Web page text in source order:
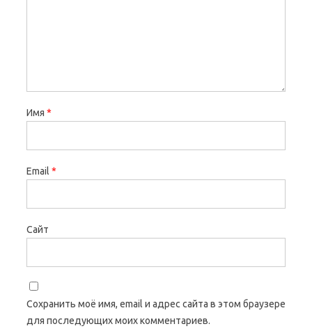
Имя *
Email *
Сайт
Сохранить моё имя, email и адрес сайта в этом браузере
для последующих моих комментариев.